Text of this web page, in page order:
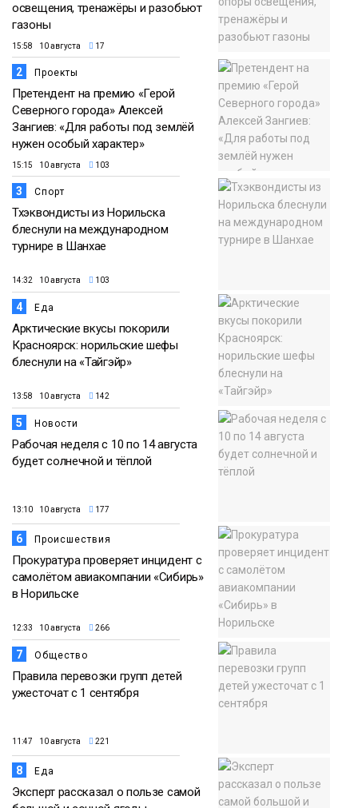
освещения, тренажёры и разобьют
газоны
15:58 10 августа 17
2 Проекты
Претендент на премию «Герой
Северного города» Алексей
Зангиев: «Для работы под землёй
нужен особый характер»
15:15 10 августа 103
3 Спорт
Тхэквондисты из Норильска
блеснули на международном
турнире в Шанхае
14:32 10 августа 103
4 Еда
Арктические вкусы покорили
Красноярск: норильские шефы
блеснули на «Тайгэйр»
13:58 10 августа 142
5 Новости
Рабочая неделя с 10 по 14 августа
будет солнечной и тёплой
13:10 10 августа 177
6 Происшествия
Прокуратура проверяет инцидент с
самолётом авиакомпании «Сибирь»
в Норильске
12:33 10 августа 266
7 Общество
Правила перевозки групп детей
ужесточат с 1 сентября
11:47 10 августа 221
8 Еда
Эксперт рассказал о пользе самой